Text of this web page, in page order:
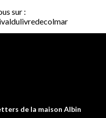
sur :
de la maison Albin